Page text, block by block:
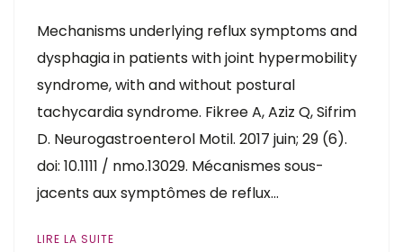
Mechanisms underlying reflux symptoms and
dysphagia in patients with joint hypermobility
syndrome, with and without postural
tachycardia syndrome. Fikree A, Aziz Q, Sifrim
D. Neurogastroenterol Motil. 2017 juin; 29 (6).
doi: 10.1111 / nmo.13029. Mécanismes sous-
jacents aux symptômes de reflux…
LIRE LA SUITE